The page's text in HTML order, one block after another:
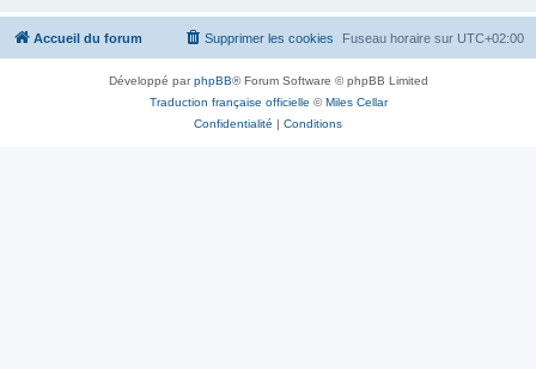
Accueil du forum Fuseau horaire sur UTC+02:00
Supprimer les cookies
Développé parphpBB® Forum Software © phpBB Limited
Traduction française officielle ©Miles Cellar
Confidentialité | Conditions